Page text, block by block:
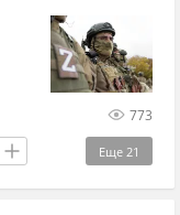
773
Еще 21